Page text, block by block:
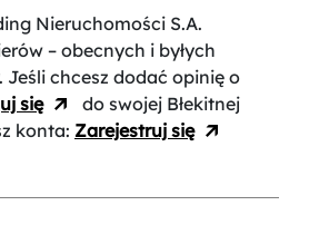
Nieruchomości S.A.
– obecnych i byłych
chcesz dodać opinię o
się
do swojej Błekitnej
konta: Zarejestruj się